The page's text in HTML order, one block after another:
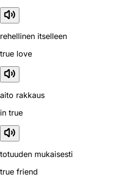
rehellinen itselleen
true love
aito rakkaus
in true
totuuden mukaisesti
true friend